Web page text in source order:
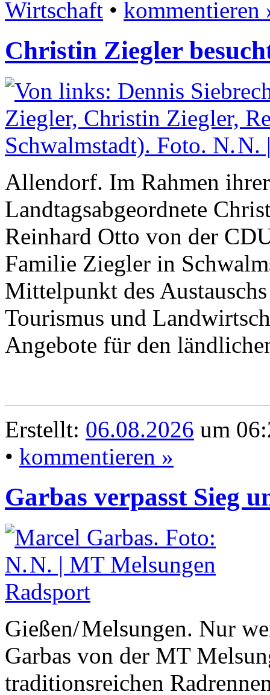
Wirtschaft • kommentieren
Christin Ziegler
Allendorf. Im Rahmen
Landtagsabgeordnete
Reinhard Otto von der
Familie Ziegler in
Mittelpunkt des
Tourismus und
Angebote für den
Erstellt: 06.08.2026 um
• kommentieren »
Garbas verpasst Sieg
Gießen/ Melsungen. Nur
Garbas von der MT
traditionsreichen